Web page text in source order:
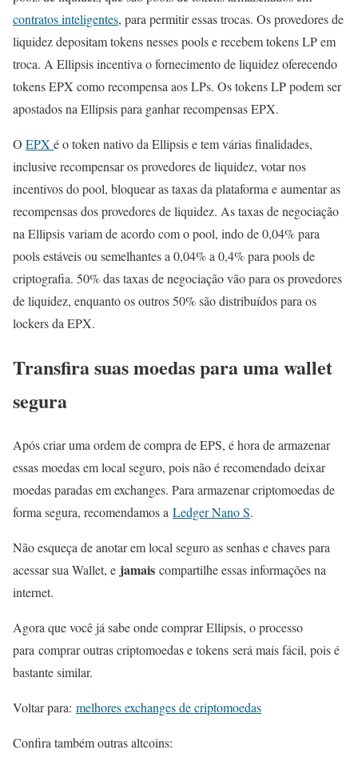
contratos inteligentes, para permitir essas trocas. Os provedores de
liquidez depositam tokens nesses pools e recebem tokens LP em
troca. A Ellipsis incentiva o fornecimento de liquidez oferecendo
tokens EPX como recompensa aos LPs. Os tokens LP podem ser
apostados na Ellipsis para ganhar recompensas EPX.
O EPX é o token nativo da Ellipsis e tem várias finalidades,
inclusive recompensar os provedores de liquidez, votar nos
incentivos do pool, bloquear as taxas da plataforma e aumentar as
recompensas dos provedores de liquidez. As taxas de negociação
na Ellipsis variam de acordo com o pool, indo de 0,04% para
pools estáveis ou semelhantes a 0,04% a 0,4% para pools de
criptografia. 50% das taxas de negociação vão para os provedores
de liquidez, enquanto os outros 50% são distribuídos para os
lockers da EPX.
Transfira suas moedas para uma wallet
segura
Após criar uma ordem de compra de EPS, é hora de armazenar
essas moedas em local seguro, pois não é recomendado deixar
moedas paradas em exchanges. Para armazenar criptomoedas de
forma segura, recomendamos a Ledger Nano S.
Não esqueça de anotar em local seguro as senhas e chaves para
acessar sua Wallet, e jamais compartilhe essas informações na
internet.
Agora que você já sabe onde comprar Ellipsis, o processo
para comprar outras criptomoedas e tokens será mais fácil, pois é
bastante similar.
Voltar para: melhores exchanges de criptomoedas
Confira também outras altcoins: